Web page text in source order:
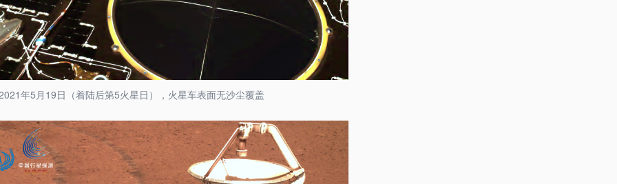
年5月19日（着陆后第5火星日），火星车表面无沙尘覆盖